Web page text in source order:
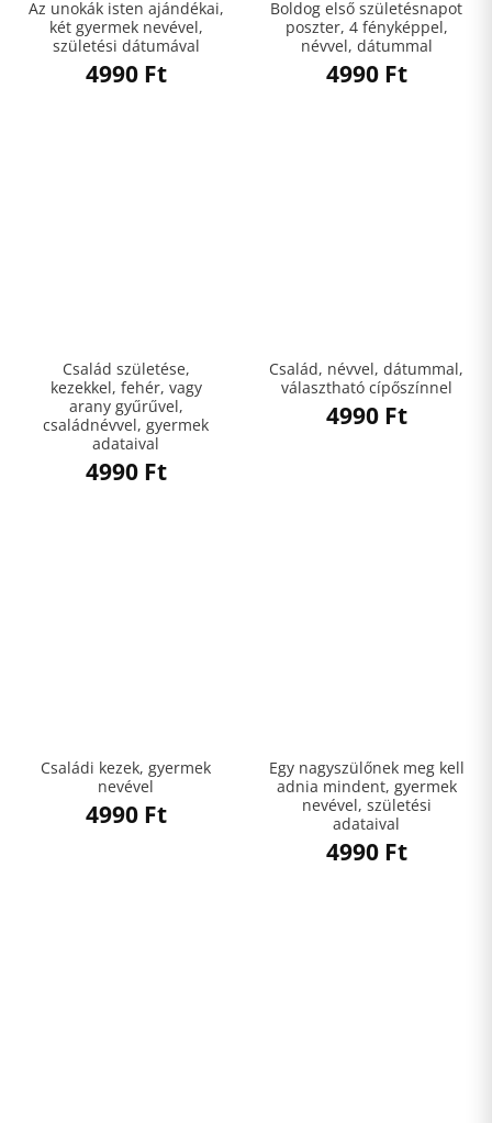
Az unokák isten ajándékai,
két gyermek nevével,
születési dátumával
4990 Ft
Boldog első születésnapot
poszter, 4 fényképpel,
névvel, dátummal
4990 Ft
Család születése,
kezekkel, fehér, vagy
arany gyűrűvel,
családnévvel, gyermek
adataival
4990 Ft
Család, névvel, dátummal,
választható cípőszínnel
4990 Ft
Családi kezek, gyermek
nevével
4990 Ft
Egy nagyszülőnek meg kell
adnia mindent, gyermek
nevével, születési
adataival
4990 Ft